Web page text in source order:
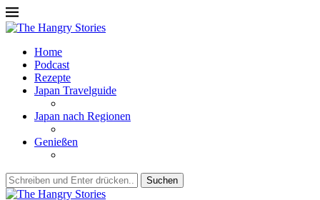
Home
Podcast
Rezepte
Japan Travelguide
Japan nach Regionen
Genießen
Suchen